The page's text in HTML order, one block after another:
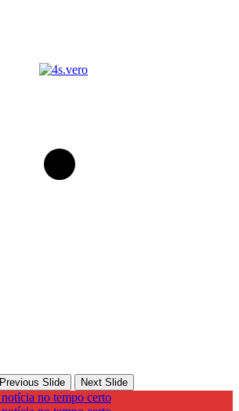
Previous Slide Next Slide